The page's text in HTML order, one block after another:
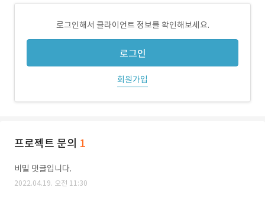
로그인해서 클라이언트 정보를 확인해보세요.
로그인
회원가입
프로젝트 문의 1
비밀 댓글입니다.
2022.04.19. 오전 11:30